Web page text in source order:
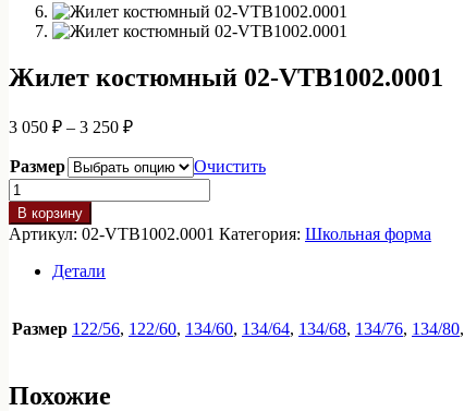
Жилет костюмный 02-VTB1002.0001
3 050 ₽ – 3 250 ₽Диапазон
3
050 ₽
–
3
Размер
Очистить
Количество
товара
Жилет
костюмный
VTB1002.0001
В корзину
Артикул: 02-VTB1002.0001 Категория: Школьная форма
Детали
Размер 122/56, 122/60, 134/60, 134/64, 134/68, 134/76, 134/80,
Похожие